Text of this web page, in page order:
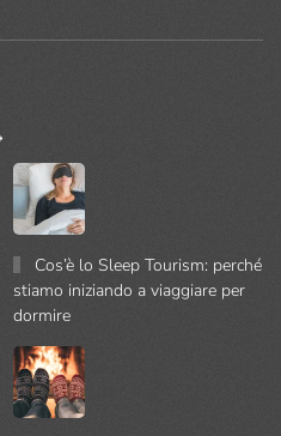
Cos’è lo Sleep Tourism: perché
stiamo iniziando a viaggiare per
dormire